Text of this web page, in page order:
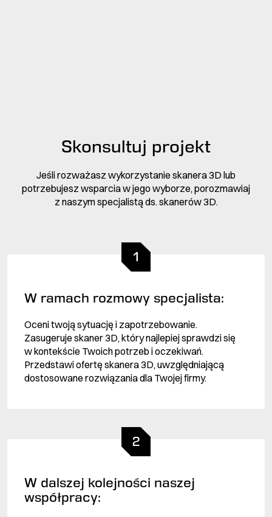
Skonsultuj projekt
Jeśli rozważasz wykorzystanie skanera 3D lub
potrzebujesz wsparcia w jego wyborze, porozmawiaj
z naszym specjalistą ds. skanerów 3D.
1
W ramach rozmowy specjalista:
Oceni twoją sytuację i zapotrzebowanie.
Zasugeruje skaner 3D, który najlepiej sprawdzi się
w kontekście Twoich potrzeb i oczekiwań.
Przedstawi ofertę skanera 3D, uwzględniającą
dostosowane rozwiązania dla Twojej firmy.
2
W dalszej kolejności naszej
współpracy: